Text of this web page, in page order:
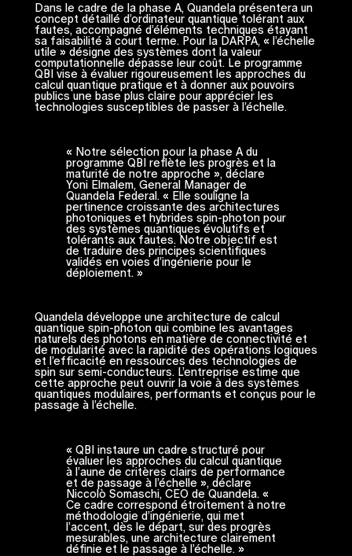
Dans le cadre de la phase A, Quandela présentera un
concept détaillé d’ordinateur quantique tolérant aux
fautes, accompagné d’éléments techniques étayant
sa faisabilité à court terme. Pour la DARPA, « l’échelle
utile » désigne des systèmes dont la valeur
computationnelle dépasse leur coût. Le programme
QBI vise à évaluer rigoureusement les approches du
calcul quantique pratique et à donner aux pouvoirs
publics une base plus claire pour apprécier les
technologies susceptibles de passer à l’échelle.
« Notre sélection pour la phase A du
programme QBI reflète les progrès et la
maturité de notre approche », déclare
Yoni Elmalem, General Manager de
Quandela Federal. « Elle souligne la
pertinence croissante des architectures
photoniques et hybrides spin-photon pour
des systèmes quantiques évolutifs et
tolérants aux fautes. Notre objectif est
de traduire des principes scientifiques
validés en voies d’ingénierie pour le
déploiement. »
Quandela développe une architecture de calcul
quantique spin-photon qui combine les avantages
naturels des photons en matière de connectivité et
de modularité avec la rapidité des opérations logiques
et l’efficacité en ressources des technologies de
spin sur semi-conducteurs. L’entreprise estime que
cette approche peut ouvrir la voie à des systèmes
quantiques modulaires, performants et conçus pour le
passage à l’échelle.
« QBI instaure un cadre structuré pour
évaluer les approches du calcul quantique
à l’aune de critères clairs de performance
et de passage à l’échelle », déclare
Niccolò Somaschi, CEO de Quandela. «
Ce cadre correspond étroitement à notre
méthodologie d’ingénierie, qui met
l’accent, dès le départ, sur des progrès
mesurables, une architecture clairement
définie et le passage à l’échelle. »